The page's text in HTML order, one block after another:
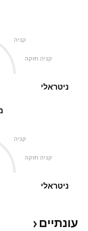
קניה
קניה חזקה
ניטראלי
קניה
קניה חזקה
ניטראלי
עונתיים